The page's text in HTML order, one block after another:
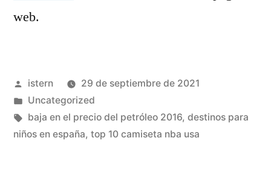
web.
Publicado
por
istern
29 de septiembre de 2021
Publicado
en
Uncategorized
Etiquetas:
baja en el precio del petróleo 2016, destinos para
niños en españa, top 10 camiseta nba usa